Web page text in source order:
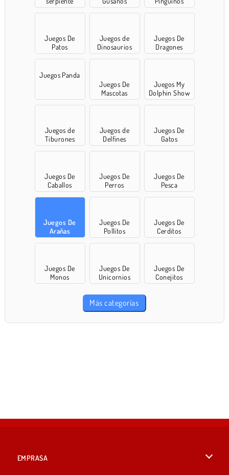
Juegos De
Patos
Juegos de
Dinosaurios
Juegos De
Dragones
Juegos Panda
Juegos De
Mascotas
Juegos My
Dolphin Show
Juegos de
Tiburones
Juegos de
Delfines
Juegos De
Gatos
Juegos De
Caballos
Juegos De
Perros
Juegos De
Pesca
Juegos De
Arañas
Juegos De
Pollitos
Juegos De
Cerditos
Juegos De
Monos
Juegos De
Unicornios
Juegos De
Conejitos
Más categorías
EMPRASA